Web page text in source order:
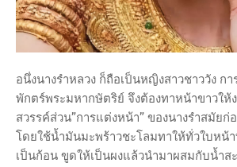
อนึ่งนางรำหลวง ก็ถือเป็นหญิงสาวชาววัง ก
พักตร์พระมหากษัตริย์ จึงต้องทาหน้าขาวให้
สวรรค์ส่วน”การแต่งหน้า” ของนางรำสมัย
โดยใช้น้ำมันมะพร้าวชะโลมทาให้ทั่วใบหน้
เป็นก้อน ขูดให้เป็นผงแล้วนำมาผสมกับน้ำส